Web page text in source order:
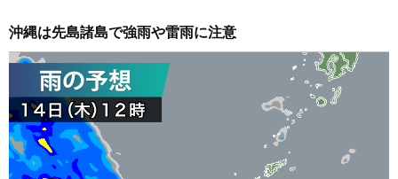
沖縄は先島諸島で強雨や雷雨に注意